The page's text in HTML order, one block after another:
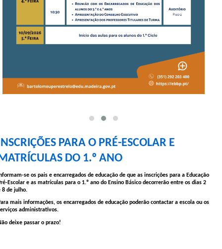
NSCRIÇÕES PARA O PRÉ-ESCOLAR E
DO 1.º ANO
se os pais e encarregados de educação de que as inscrições para a Educação
Escolar e as matrículas para o 1.º ano do Ensino Básico decorrerão entre os dias 2
8 de julho.
mais informações, os encarregados de educação poderão contactar a escola ou os
administrativos.
deixe passar o prazo!